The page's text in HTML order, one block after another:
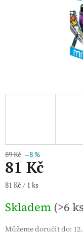
89 Kč –8 %
81 Kč
Měrná
81 Kč / 1 ks
Skladem (>6
Můžeme doručit do: